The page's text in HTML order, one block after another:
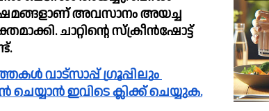
അവസാനം അയച്ച
സ്‌ക്രീൻഷോട്ട്
ഇവിടെ ക്ലിക്ക് ചെയ്യുക.